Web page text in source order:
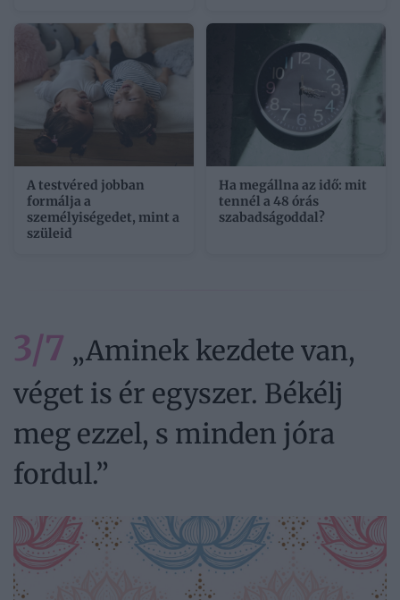
A testvéred jobban
formálja a
személyiségedet, mint a
szüleid
Ha megállna az idő: mit
tennél a 48 órás
szabadságoddal?
3/7 „Aminek kezdete van,
véget is ér egyszer. Békélj
meg ezzel, s minden jóra
fordul.”